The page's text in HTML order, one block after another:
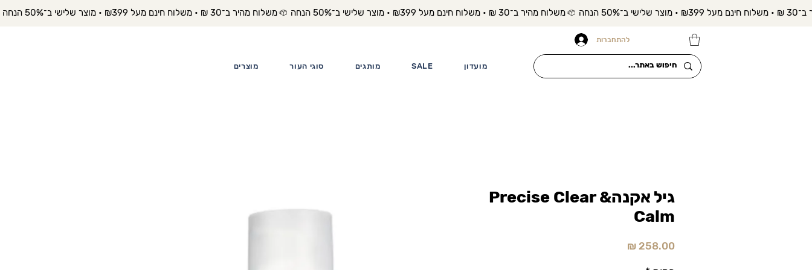
משלוח מהיר ב־30 ₪ • משלוח חינם מעל ₪399 • מוצר שלישי ב־50% הנחה
מוצרים סוגי העור מותגים SALE מועדון
להתחברות
גיל אקנהPrecise Clear &
Calm